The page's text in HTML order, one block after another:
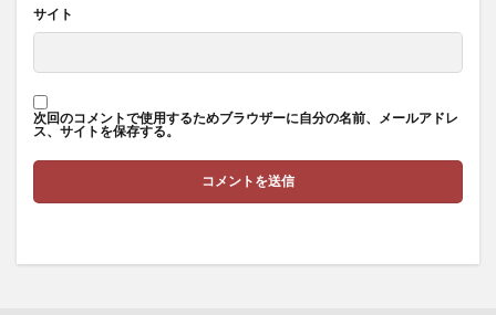
サイト
次回のコメントで使用するためブラウザーに自分の名前、メールアドレ
ス、サイトを保存する。